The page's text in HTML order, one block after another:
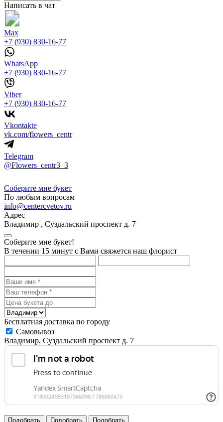
Написать в чат
Max
+7 (930) 830-16-77
WhatsApp
+7 (930) 830-16-77
Viber
+7 (930) 830-16-77
Vkontakte
vk.com/flowers_centr
Telegram
@Flowers_centr3_3
Соберите мне букет
По любым вопросам
info@centercvetov.ru
Адрес
Владимир , Суздальский проспект д. 7
Соберите мне букет!
В течении 15 минут с Вами свяжется наш флорист
Бесплатная доставка по городу
Самовывоз
Владимир, Суздальский проспект д. 7